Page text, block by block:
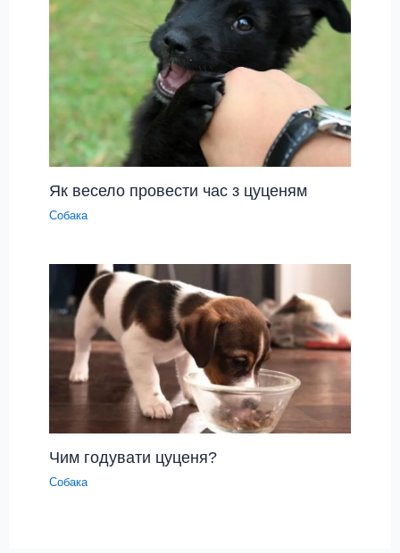
Як весело провести час з цуценям
Собака
Чим годувати цуценя?
Собака